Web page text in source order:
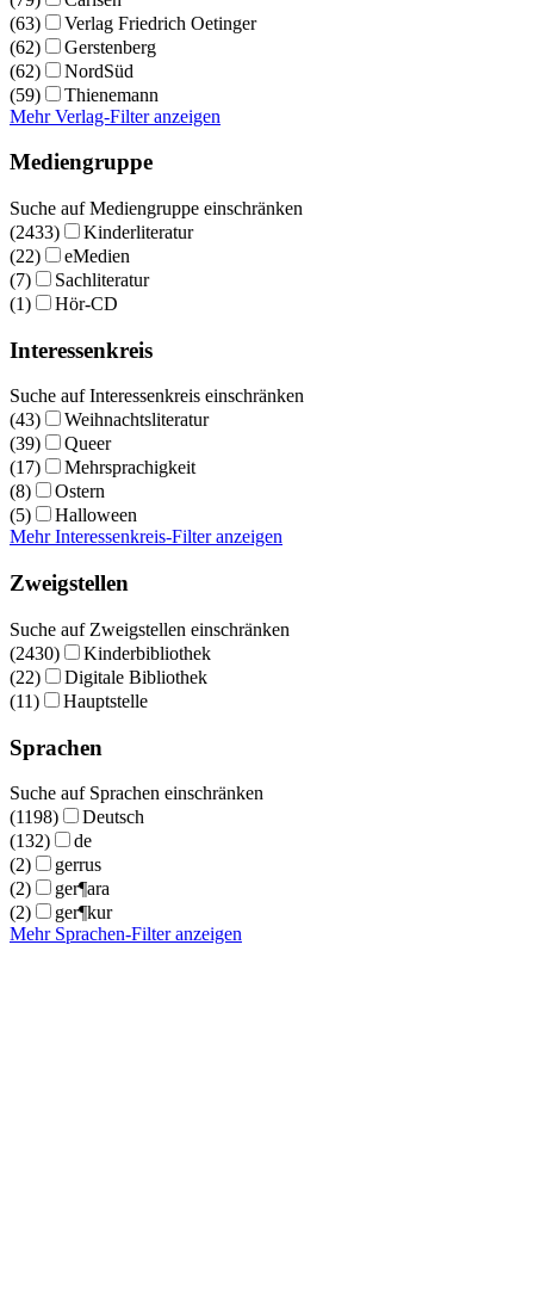
(63)
Verlag Friedrich Oetinger
(62)
Gerstenberg
(62)
NordSüd
(59)
Thienemann
Mehr Verlag-Filter anzeigen
Mediengruppe
Suche auf Mediengruppe einschränken
(2433)
Kinderliteratur
(22)
eMedien
(7)
Sachliteratur
(1)
Hör-CD
Interessenkreis
Suche auf Interessenkreis einschränken
(43)
Weihnachtsliteratur
(39)
Queer
(17)
Mehrsprachigkeit
(8)
Ostern
(5)
Halloween
Mehr Interessenkreis-Filter anzeigen
Zweigstellen
Suche auf Zweigstellen einschränken
(2430)
Kinderbibliothek
(22)
Digitale Bibliothek
(11)
Hauptstelle
Sprachen
Suche auf Sprachen einschränken
(1198)
Deutsch
(132)
de
(2)
gerrus
(2)
ger¶ara
(2)
ger¶kur
Mehr Sprachen-Filter anzeigen